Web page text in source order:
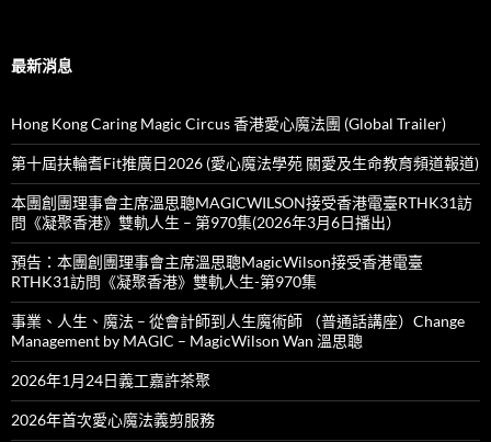
最新消息
Hong Kong Caring Magic Circus 香港愛心魔法團 (Global Trailer)
第十屆扶輪耆Fit推廣日2026 (愛心魔法學苑 關愛及生命教育頻道報道)
本團創團理事會主席溫思聰MAGICWILSON接受香港電臺RTHK31訪
問《凝聚香港》雙軌人生 – 第970集(2026年3月6日播出）
預告：本團創團理事會主席溫思聰MagicWilson接受香港電臺
RTHK31訪問《凝聚香港》雙軌人生-第970集
事業、人生、魔法 – 從會計師到人生魔術師 （普通話講座）Change
Management by MAGIC – MagicWilson Wan 溫思聰
2026年1月24日義工嘉許茶聚
2026年首次愛心魔法義剪服務